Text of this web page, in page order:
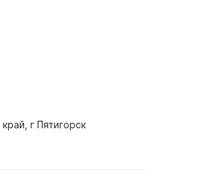
г Пятигорск